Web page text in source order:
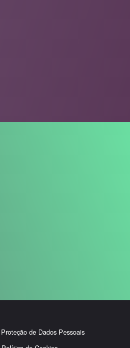
Proteção de Dados Pessoais